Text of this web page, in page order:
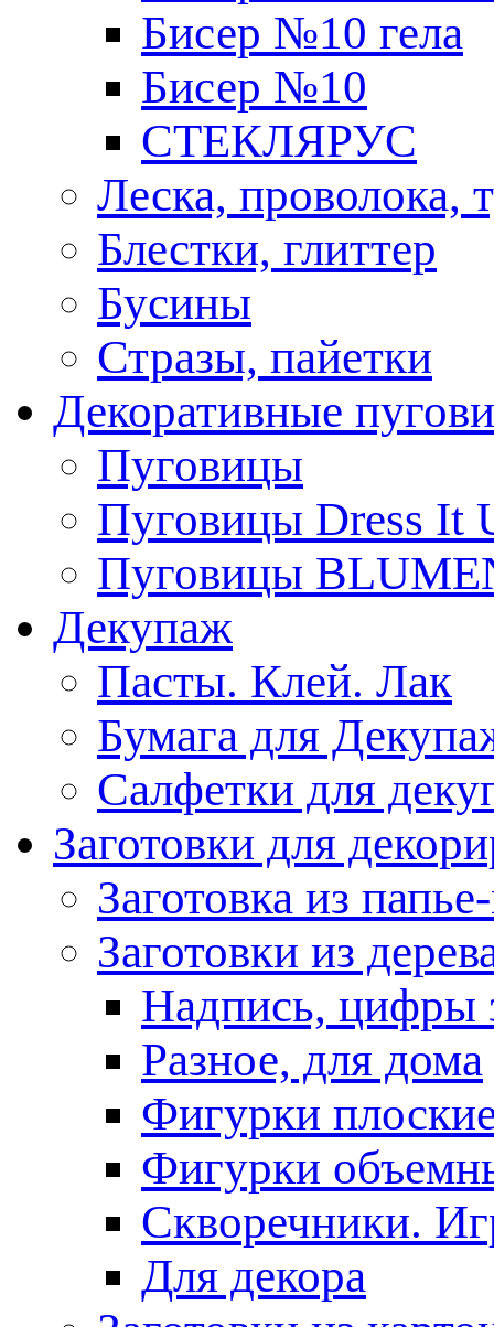
Бисер №10 гела
Бисер №10
СТЕКЛЯРУС
Леска, проволока,
Блестки, глиттер
Бусины
Стразы, пайетки
Декоративные
Пуговицы
Пуговицы Dress It
Пуговицы
Декупаж
Пасты. Клей. Лак
Бумага для
Салфетки для
Заготовки для
Заготовка из
Заготовки из
Надпись, цифры
Разное, для дома
Фигурки
Фигурки
Скворечники.
Для декора